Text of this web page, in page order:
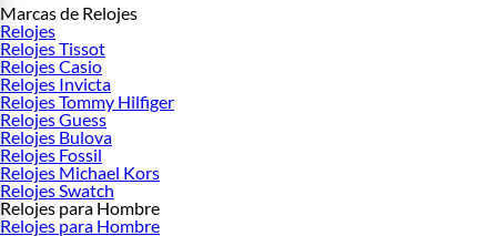
Marcas de Relojes
Relojes
Relojes Tissot
Relojes Casio
Relojes Invicta
Relojes Tommy Hilfiger
Relojes Guess
Relojes Bulova
Relojes Fossil
Relojes Michael Kors
Relojes Swatch
Relojes para Hombre
Relojes para Hombre